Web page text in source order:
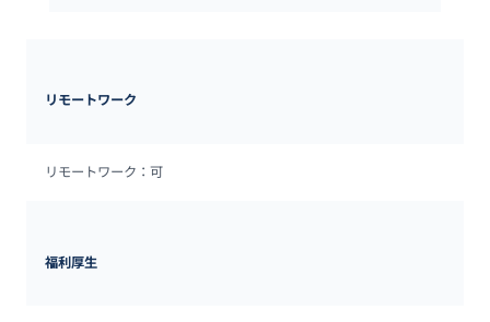
リモートワーク
リモートワーク：可
福利厚生